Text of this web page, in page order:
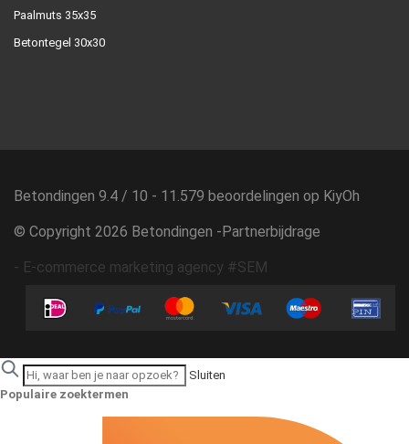
Paalmuts 35x35
Betontegel 30x30
Betondingen 9.4 / 10 - 11.579 beoordelingen op KiyOh
© Copyright 2026 Betondingen - Partnerbijdrage
- E-commerce marketing agency #SEM
Sluiten
Populaire zoektermen